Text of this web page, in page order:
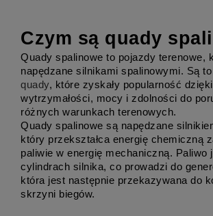
Czym są quady
Quady spalinowe to pojazdy terenowe,
quady, które zyskały popularność
wytrzymałości, mocy i zdolności do
różnych warunkach terenowych.
Quady spalinowe są napędzane
który przekształca energię chemiczną
paliwie w energię mechaniczną. Paliwo
cylindrach silnika, co prowadzi do
która jest następnie przekazywana do
skrzyni biegów.